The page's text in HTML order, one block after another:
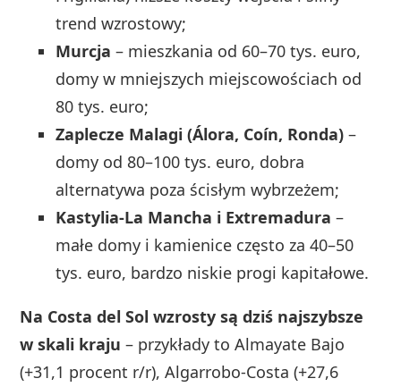
trend wzrostowy;
Murcja – mieszkania od 60–70 tys. euro,
domy w mniejszych miejscowościach od
80 tys. euro;
Zaplecze Malagi (Álora, Coín, Ronda) –
domy od 80–100 tys. euro, dobra
alternatywa poza ścisłym wybrzeżem;
Kastylia-La Mancha i Extremadura –
małe domy i kamienice często za 40–50
tys. euro, bardzo niskie progi kapitałowe.
Na Costa del Sol wzrosty są dziś najszybsze
w skali kraju – przykłady to Almayate Bajo
(+31,1 procent r/r), Algarrobo-Costa (+27,6